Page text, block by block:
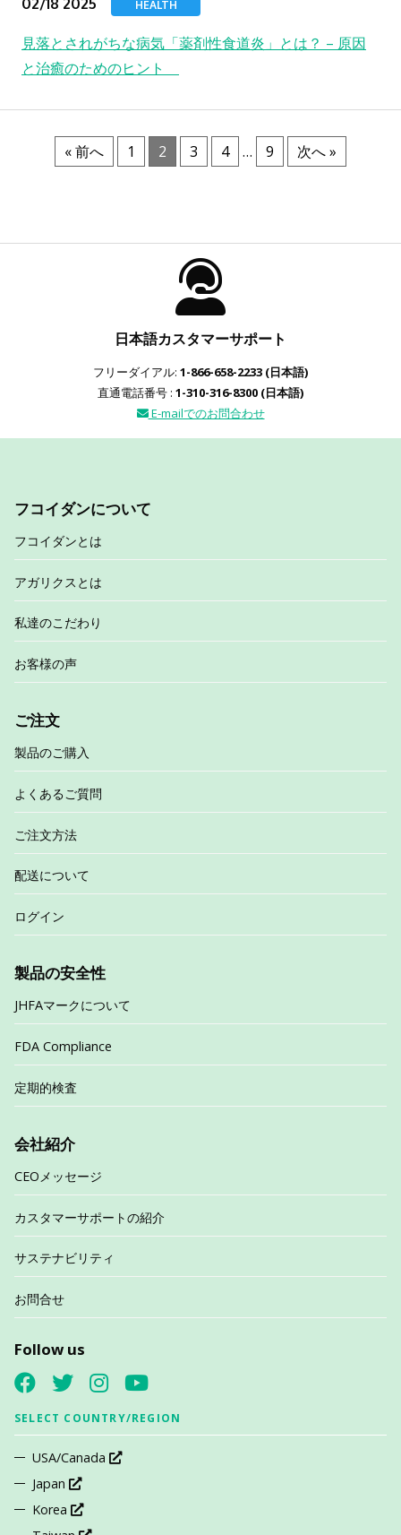
02/18 2025 HEALTH
見落とされがちな病気「薬剤性食道炎」とは？ – 原因
と治癒のためのヒント
« 前へ 1 2 3 4 … 9 次へ »
日本語カスタマーサポート
フリーダイアル: 1-866-658-2233 (日本語)
直通電話番号 : 1-310-316-8300 (日本語)
E-mailでのお問合わせ
フコイダンについて
フコイダンとは
アガリクスとは
私達のこだわり
お客様の声
ご注文
製品のご購入
よくあるご質問
ご注文方法
配送について
ログイン
製品の安全性
JHFAマークについて
FDA Compliance
定期的検査
会社紹介
CEOメッセージ
カスタマーサポートの紹介
サステナビリティ
お問合せ
Follow us
SELECT COUNTRY/REGION
USA/Canada
Japan
Korea